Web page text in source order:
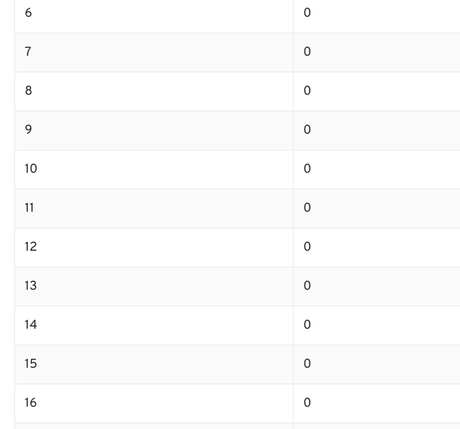
6 0
7 0
8 0
9 0
10 0
11 0
12 0
13 0
14 0
15 0
16 0